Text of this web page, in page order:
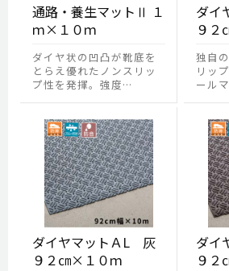
通路・養生マットⅡ １
ｍ×１０ｍ
ダイヤ状の凹凸が靴底を
とらえ優れたノンスリッ
プ性を発揮。強度…
ダイ
９２
独自
リッ
ール
ダイヤマットＡL 灰
９２㎝×１０ｍ
ダイ
９２